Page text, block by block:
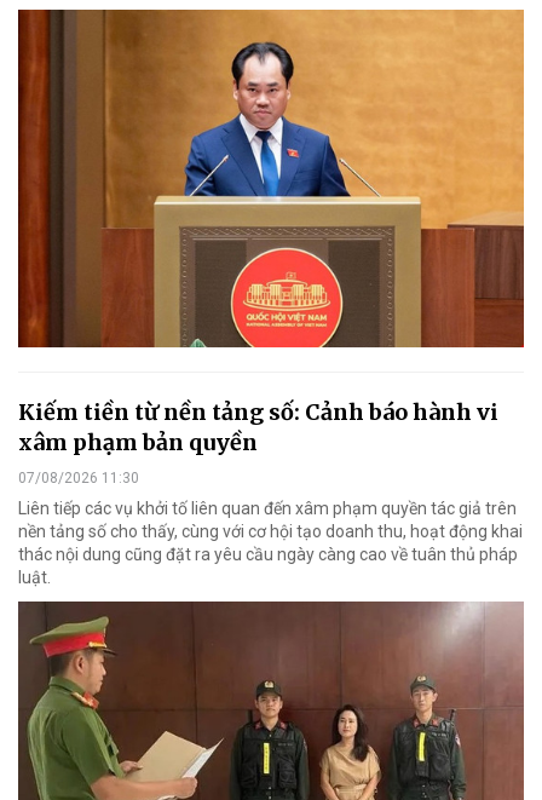
Kiếm tiền từ nền tảng số: Cảnh báo hành vi
xâm phạm bản quyền
07/08/2026 11:30
Liên tiếp các vụ khởi tố liên quan đến xâm phạm quyền tác giả trên
nền tảng số cho thấy, cùng với cơ hội tạo doanh thu, hoạt động khai
thác nội dung cũng đặt ra yêu cầu ngày càng cao về tuân thủ pháp
luật.